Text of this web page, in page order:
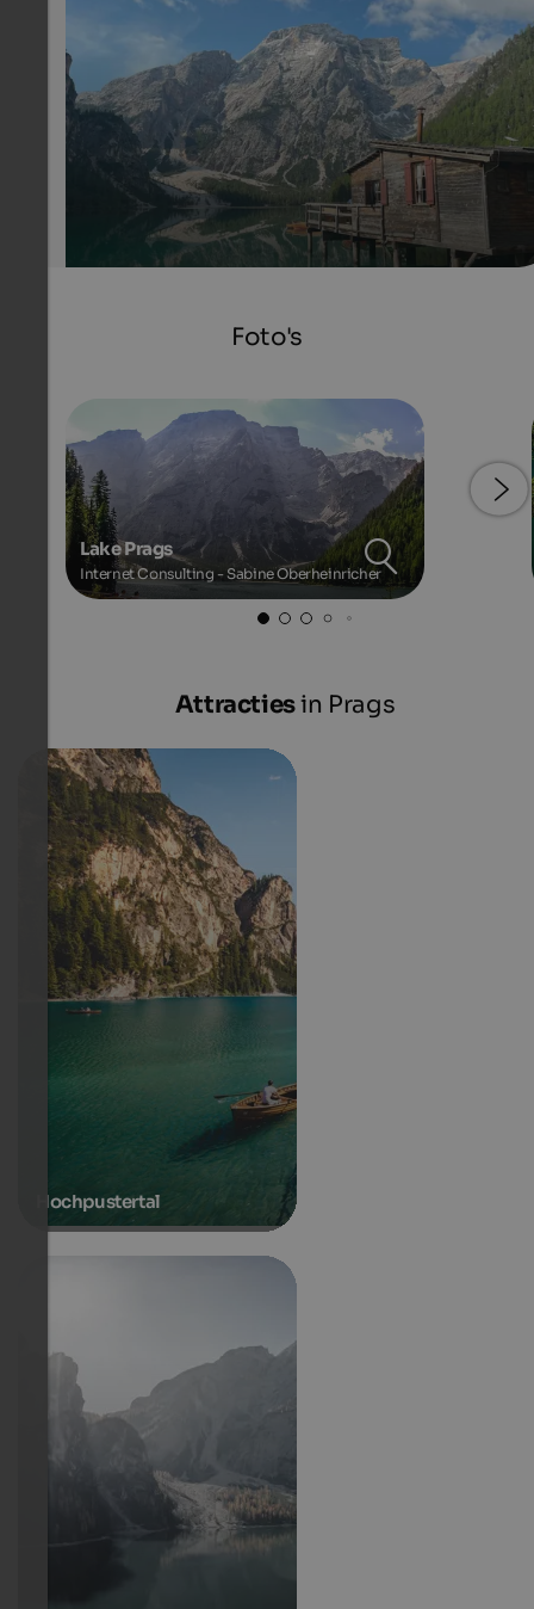
The boathouse at the lake Pragser is a pile dwelling.
Internet Consulting
Foto's
Lake Prags
Internet Consulting - Sabine Oberheinricher
Attractiesin Prags
Hochpustertal